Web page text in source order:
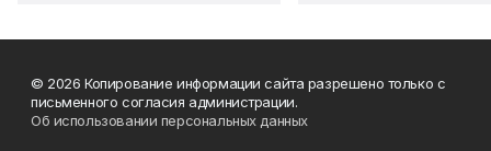
© 2026 Копирование информации сайта разрешено только с
письменного согласия администрации.
Об использовании персональных данных